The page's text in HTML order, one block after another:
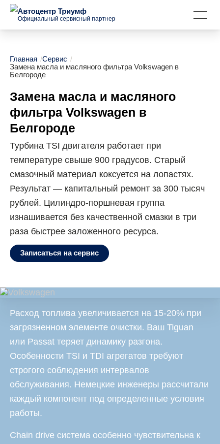
Автоцентр Триумф
Официальный сервисный партнер
Главная /Сервис /
Замена масла и масляного фильтра Volkswagen в
Белгороде
Замена масла и масляного
фильтра Volkswagen в
Белгороде
Турбина TSI двигателя работает при
температуре свыше 900 градусов. Старый
смазочный материал коксуется на лопастях.
Результат — капитальный ремонт за 300 тысяч
рублей. Цилиндро-поршневая группа
изнашивается без качественной смазки в три
раза быстрее заложенного ресурса.
Записаться на сервис
Расход топлива увеличивается на 15-20% при
загрязненном элементе очистки. Ваш Tiguan
или Passat теряет динамику разгона.
Особенности TSI и TDI агрегатов требуют
строгого соблюдения интервалов
обслуживания. Немецкие инженеры рассчитали
каждый компонент под определенные условия
работы.
Chain drive система особенно чувствительна к